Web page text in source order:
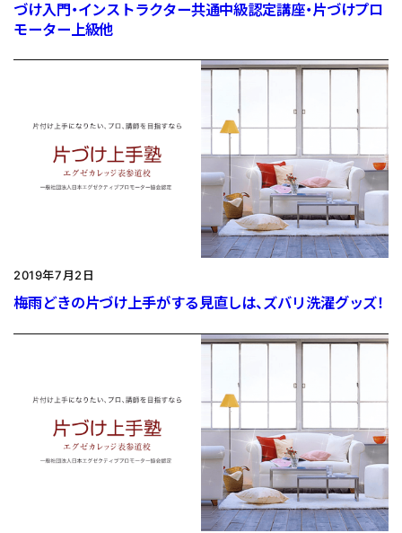
づけ入門・インストラクター共通中級認定講座・片づけプロ
モーター上級他
2019年7月2日
梅雨どきの片づけ上手がする見直しは、ズバリ洗濯グッズ！